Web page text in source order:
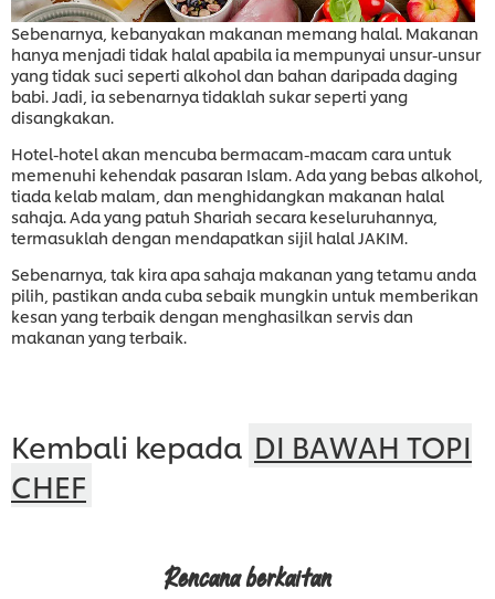
Sebenarnya, kebanyakan makanan memang halal. Makanan
hanya menjadi tidak halal apabila ia mempunyai unsur-unsur
yang tidak suci seperti alkohol dan bahan daripada daging
babi. Jadi, ia sebenarnya tidaklah sukar seperti yang
disangkakan.
Hotel-hotel akan mencuba bermacam-macam cara untuk
memenuhi kehendak pasaran Islam. Ada yang bebas alkohol,
tiada kelab malam, dan menghidangkan makanan halal
sahaja. Ada yang patuh Shariah secara keseluruhannya,
termasuklah dengan mendapatkan sijil halal JAKIM.
Sebenarnya, tak kira apa sahaja makanan yang tetamu anda
pilih, pastikan anda cuba sebaik mungkin untuk memberikan
kesan yang terbaik dengan menghasilkan servis dan
makanan yang terbaik.
Kembali kepada DI BAWAH TOPI
CHEF
Rencana berkaitan